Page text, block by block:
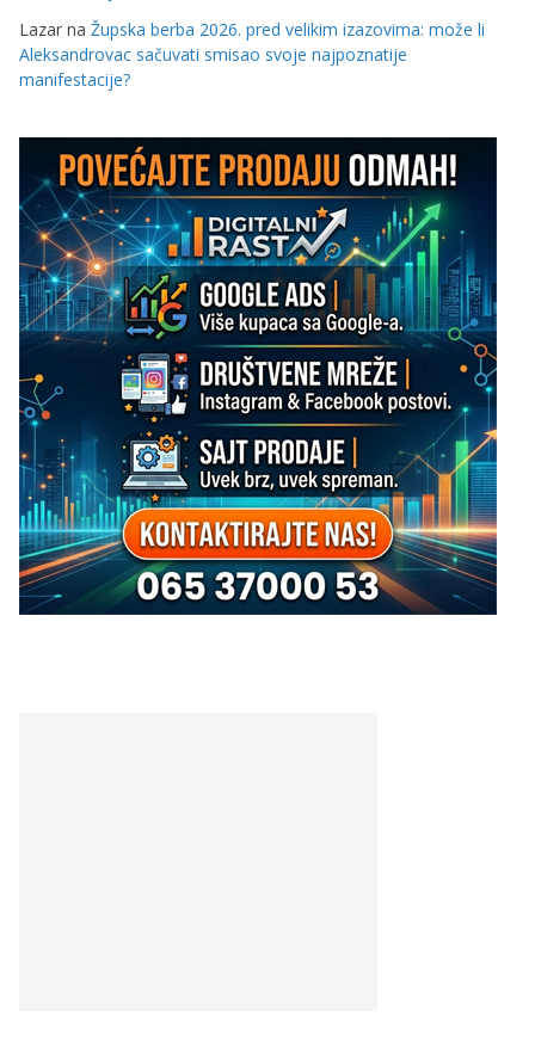
Lazar na Župska berba 2026. pred velikim izazovima: može li
Aleksandrovac sačuvati smisao svoje najpoznatije
manifestacije?